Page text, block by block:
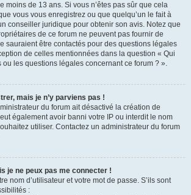
moins de 13 ans. Si vous n’êtes pas sûr que cela
vous vous enregistrez ou que quelqu’un le fait à
conseiller juridique pour obtenir son avis. Notez que
de ce forum ne peuvent pas fournir de
sauraient être contactés pour des questions légales
de celles mentionnées dans la question « Qui
ou les questions légales concernant ce forum ? ».
mais je n’y parviens pas !
du forum ait désactivé la création de
également avoir banni votre IP ou interdit le nom
utiliser. Contactez un administrateur du forum
je ne peux pas me connecter !
nom d’utilisateur et votre mot de passe. S’ils sont
: